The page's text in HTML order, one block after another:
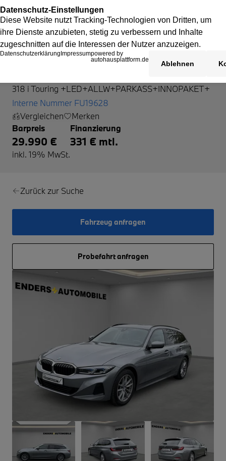
318 i Touring +LED+ALLW+PARKASS+INNOPAKET+
Interne Nummer FU19628
Vergleichen
Merken
Barpreis
29.990 €
inkl. 19% MwSt.
Finanzierung
331 € mtl.
Zurück zur Suche
Fahrzeug anfragen
Probefahrt anfragen